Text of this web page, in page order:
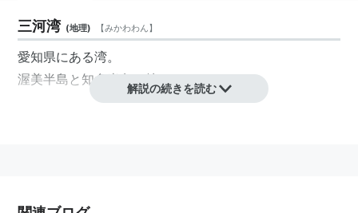
三河湾 (地理) 【みかわわん】
愛知県にある湾。
渥美半島 と 知多半島に挟まれている。
解説の続きを読む